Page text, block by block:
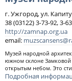
г. Ужгород, ул.
38 (03122) 3-73-92, 3-
http://zamnap.org.ua
email:
Музей народной
южном склоне Замковой
открытым небом. Это
Подробная